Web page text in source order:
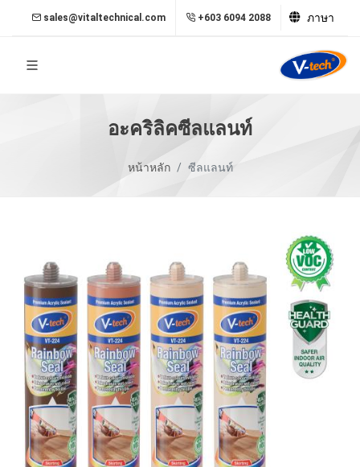
sales@vitaltechnical.com +603 6094 2088 ภาษา
อะคริลิคซีลแลนท์
หน้าหลัก ซีลแลนท์